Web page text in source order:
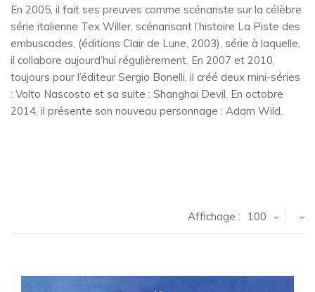
En 2005, il fait ses preuves comme scénariste sur la célèbre
série italienne Tex Willer, scénarisant l’histoire La Piste des
embuscades, (éditions Clair de Lune, 2003), série à laquelle,
il collabore aujourd’hui régulièrement. En 2007 et 2010,
toujours pour l’éditeur Sergio Bonelli, il créé deux mini-séries
: Volto Nascosto et sa suite : Shanghai Devil. En octobre
2014, il présente son nouveau personnage : Adam Wild.
Affichage : 100